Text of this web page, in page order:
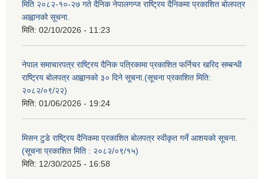
मिति २०८२-१०-२७ गते दैनिक नेपालगन्ज राष्ट्रिय दैनिकमा प्रकाशित बोलपत्र
आह्वानको सूचना.
मिति: 02/10/2026 - 11:23
नेपाल समाचारपत्र राष्ट्रिय दैनिक पत्रिकामा प्रकाशित फर्निचर खरिद सम्बन्धी
राष्ट्रिय बोलपत्र आह्वानको ३० दिने सूचना.(सूचना प्रकाशित मिति:
२०८२/०९/२२)
मिति: 01/06/2026 - 19:24
मिसन टुडे राष्ट्रिय दैनिकमा प्रकाशित बोलपत्र स्वीकृत गर्ने आशयको सूचना.
(सूचना प्रकाशित मिति : २०८२/०९/१५)
मिति: 12/30/2025 - 16:58